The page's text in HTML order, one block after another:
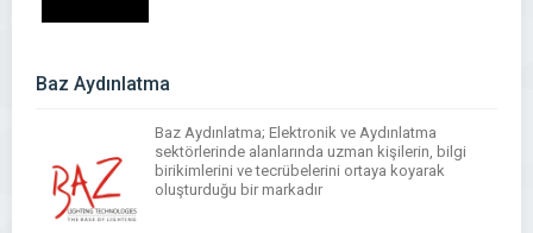
Baz Aydınlatma
Baz Aydınlatma; Elektronik ve Aydınlatma
sektörlerinde alanlarında uzman kişilerin, bilgi
birikimlerini ve tecrübelerini ortaya koyarak
oluşturduğu bir markadır